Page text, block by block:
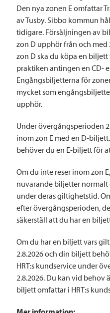
Den nya zonen E omfattar
av Tusby. Sibbo kommun
tidigare. Försäljningen av
zon D upphör från och med
zon D ska du köpa en biljett
praktiken antingen en CD-
Engångsbiljetterna för
mycket som
upphör.
Under övergångsperioden
inom zon E med en D-
behöver du en E-biljett för
Om du inte reser inom zon
nuvarande biljetter
under deras giltighetstid.
efter övergångsperioden,
säkerställ att du har en
Om du har en biljett vars
2.8.2026 och din biljett
HRT:s kundservice under
2.8.2026. Du kan vid behov
biljett omfattar i HRT:s